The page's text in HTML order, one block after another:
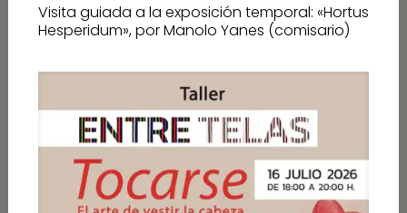
Visita guiada a la exposición temporal: «Hortus
Hesperidum», por Manolo Yanes (comisario)